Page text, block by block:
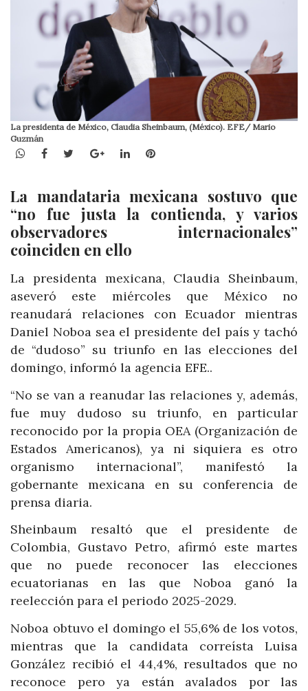
La presidenta de México, Claudia Sheinbaum, (México). EFE/ Mario
Guzmán
WhatsApp
Facebook
TwitterGoogle+LinkedInPinterest
La mandataria mexicana sostuvo que
“no fue justa la contienda, y varios
observadores internacionales”
coinciden en ello
La presidenta mexicana, Claudia Sheinbaum,
aseveró este miércoles que México no
reanudará relaciones con Ecuador mientras
Daniel Noboa sea el presidente del país y tachó
de “dudoso” su triunfo en las elecciones del
domingo, informó la agencia EFE..
“No se van a reanudar las relaciones y, además,
fue muy dudoso su triunfo, en particular
reconocido por la propia OEA (Organización de
Estados Americanos), ya ni siquiera es otro
organismo internacional”, manifestó la
gobernante mexicana en su conferencia de
prensa diaria.
Sheinbaum resaltó que el presidente de
Colombia, Gustavo Petro, afirmó este martes
que no puede reconocer las elecciones
ecuatorianas en las que Noboa ganó la
reelección para el periodo 2025-2029.
Noboa obtuvo el domingo el 55,6% de los votos,
mientras que la candidata correísta Luisa
González recibió el 44,4%, resultados que no
reconoce pero ya están avalados por las